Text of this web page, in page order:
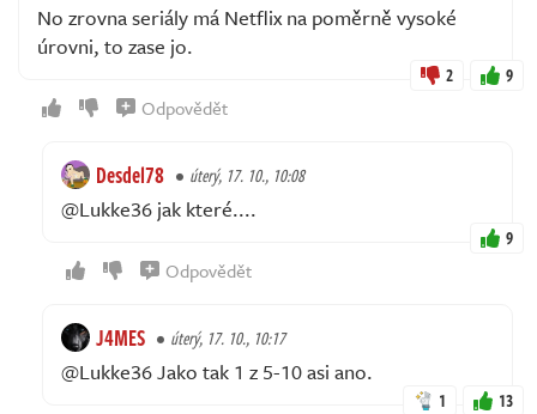
No zrovna seriály má Netflix na poměrně vysoké
úrovni, to zase jo.
2 9
Odpovědět
Desdel78 úterý, 17. 10., 10:08
@Lukke36 jak které....
9
Odpovědět
J4MES úterý, 17. 10., 10:17
@Lukke36 Jako tak 1 z 5-10 asi ano.
1 13